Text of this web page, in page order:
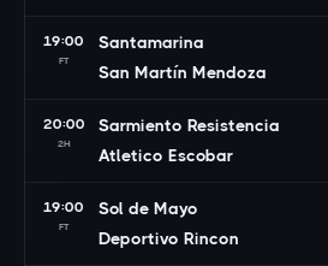
19:00
FT
Santamarina
San Martín Mendoza
20:00
2H
Sarmiento Resistencia
Atletico Escobar
19:00
FT
Sol de Mayo
Deportivo Rincon